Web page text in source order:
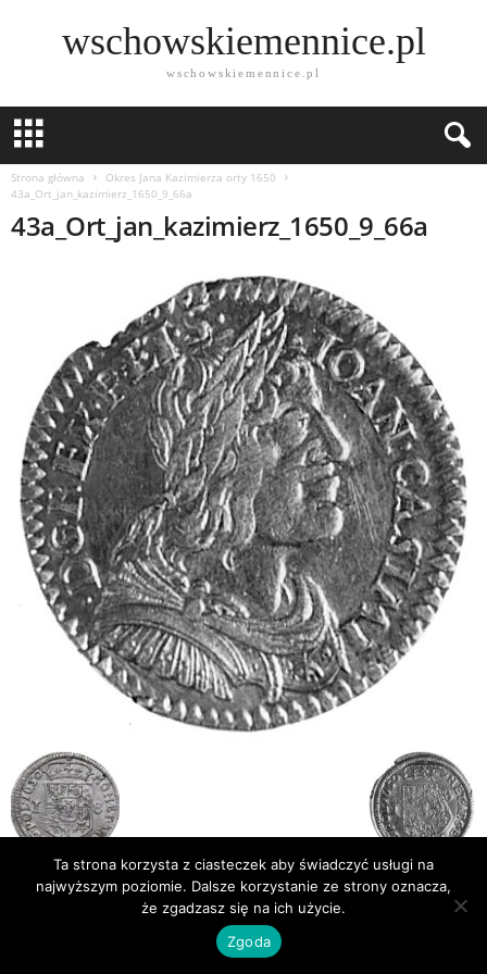
wschowskiemennice.pl
wschowskiemennice.pl
Strona główna
Okres Jana Kazimierza orty 1650
43a_Ort_jan_kazimierz_1650_9_66a
43a_Ort_jan_kazimierz_1650_9_66a
Publikacje
Bibliografia
© Newsmag WordPress Theme by TagDiv
Ta strona korzysta z ciasteczek aby świadczyć usługi na
najwyższym poziomie. Dalsze korzystanie ze strony oznacza,
że zgadzasz się na ich użycie.
Zgoda